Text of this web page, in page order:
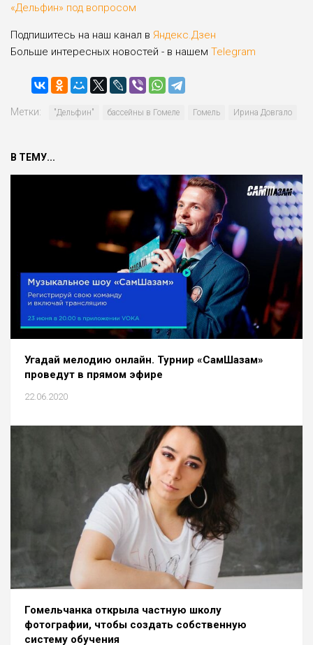
«Дельфин» под вопросом
Подпишитесь на наш канал в Яндекс.Дзен
Больше интересных новостей - в нашем Telegram
Метки: "Дельфин" бассейны в Гомеле Гомель Ирина Довгало
В ТЕМУ...
Угадай мелодию онлайн. Турнир «СамШазам»
проведут в прямом эфире
22.06.2020
Гомельчанка открыла частную школу
фотографии, чтобы создать собственную
систему обучения